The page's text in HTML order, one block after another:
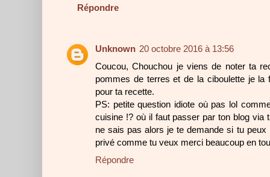
Répondre
Unknown 20 octobre 2016 à 13:56
Coucou, Chouchou je viens de noter ta
pommes de terres et de la ciboulette je
pour ta recette.
PS: petite question idiote où pas lol
cuisine !? où il faut passer par ton blog via
ne sais pas alors je te demande si tu
privé comme tu veux merci beaucoup en
Répondre